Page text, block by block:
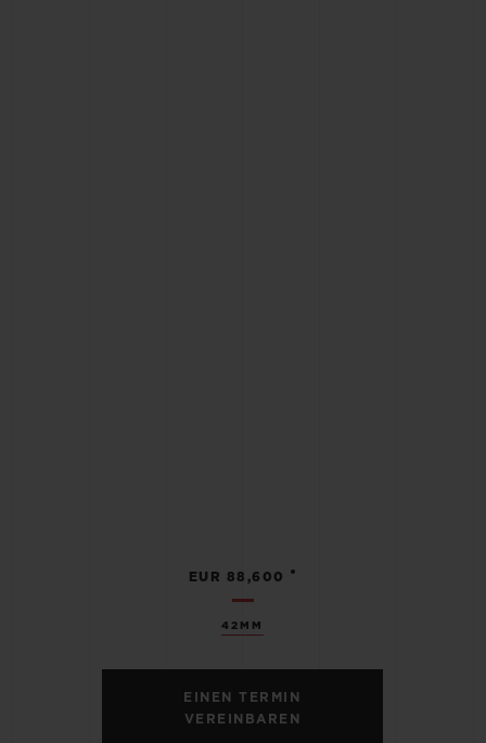
42MM
EUR 88,600 •
EINEN TERMIN
VEREINBAREN